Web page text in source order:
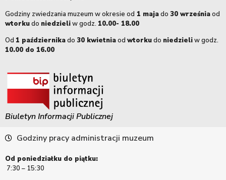
Godziny zwiedzania muzeum w okresie od 1 majado 30 wrześniaod
wtorkudo niedzieliw godz. 10.00- 18.00
Od 1 październikado 30 kwietniaod wtorkudo niedzieliw godz.
10.00 do 16.00
Biuletyn Informacji Publicznej
Godziny pracy administracji muzeum
Od poniedziałku do piątku:
7:30 – 15:30